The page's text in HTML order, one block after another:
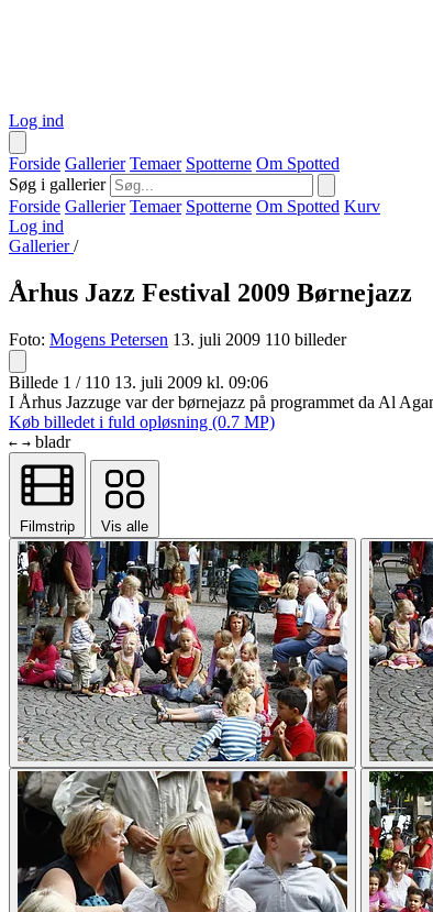
Log ind
Forside Gallerier Temaer Spotterne Om Spotted
Søg i gallerier
Forside Gallerier Temaer Spotterne Om Spotted Kurv
Log ind
Gallerier/
Århus Jazz Festival 2009 Børnejazz
Foto: Mogens Petersen 13. juli 2009 110 billeder
Billede 1 / 110 13. juli 2009 kl. 09:06
I Århus Jazzuge var der børnejazz på programmet da Al
Køb billedet i fuld opløsning (0.7 MP)
← → bladr
Filmstrip Vis alle